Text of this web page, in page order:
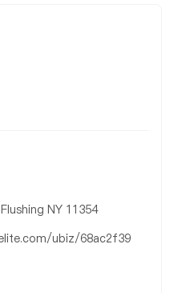
36-40 Main St.,#210 Flushing NY 11354
ubiz/68ac2f39